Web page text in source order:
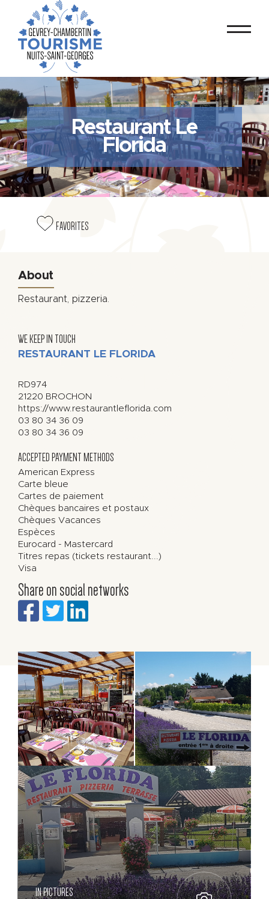
Restaurant Le
Florida
FAVORITES
About
Restaurant, pizzeria.
WE KEEP IN TOUCH
RESTAURANT LE FLORIDA
RD974
21220 BROCHON
https://www.restaurantleflorida.com
03 80 34 36 09
03 80 34 36 09
ACCEPTED PAYMENT METHODS
American Express
Carte bleue
Cartes de paiement
Chèques bancaires et postaux
Chèques Vacances
Espèces
Eurocard - Mastercard
Titres repas (tickets restaurant...)
Visa
Share on social networks
IN PICTURES